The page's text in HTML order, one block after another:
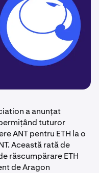
a anunțat
tuturor
ANT pentru ETH la o
Această rată de
răscumpărare ETH
de Aragon